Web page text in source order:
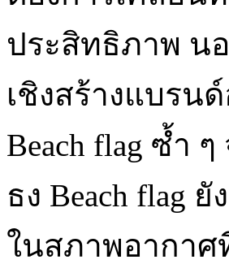
ประสิทธิภาพ นอ
เชิงสร้างแบรน
Beach flag ซ้ำ
ธง Beach flag
ในสภาพอากาศ